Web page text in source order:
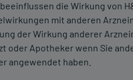
die Wirkung von
mit anderen
der Wirkung anderer
oder Apotheker wenn Sie
angewendet haben.